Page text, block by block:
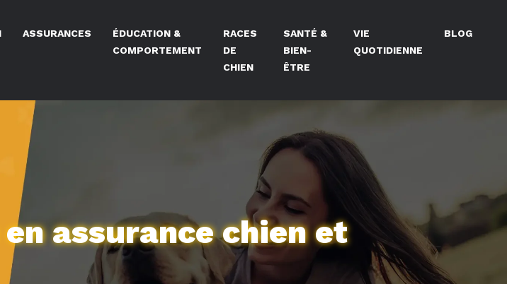
ASSURANCES
ÉDUCATION &
COMPORTEMENT
RACES
DE
CHIEN
SANTÉ &
BIEN-
ÊTRE
VIE
QUOTIDIENNE
BLOG
assurance chien et